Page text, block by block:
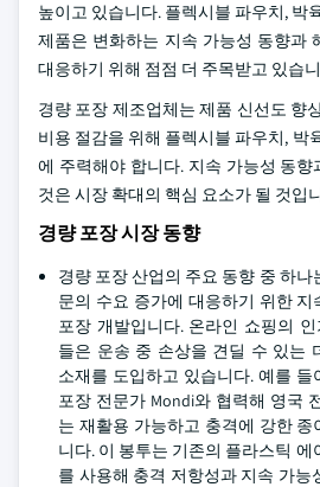
높이고 있습니다. 플렉시블 파우치, 박
제품은 변화하는 지속 가능성 동향과
대응하기 위해 점점 더 주목받고 있습
경량 포장 제조업체는 제품 신선도 향
비용 절감을 위해 플렉시블 파우치, 박
에 주력해야 합니다. 지속 가능성 동
것은 시장 확대의 핵심 요소가 될 것입
경량 포장 시장 동향
경량 포장 산업의 주요 동향 중 하나
문의 수요 증가에 대응하기 위한
포장 개발입니다. 온라인 쇼핑의
들은 운송 중 손상을 견딜 수 있는
소재를 도입하고 있습니다. 예를 들
포장 전문가 Mondi와 협력해 영국
는 재활용 가능하고 충격에 강한
니다. 이 봉투는 기존의 플라스틱 에
를 사용해 충격 저항성과 지속 가능